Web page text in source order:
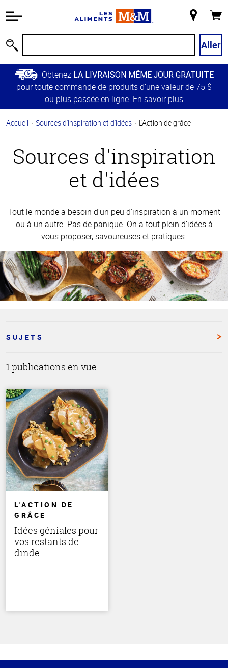
relative à
Passer
contenu
principal
Retour à
principale
magasin
Aller
Obtenez LA LIVRAISON MÊME JOUR GRATUITE
pour toute commande de produits d’une valeur de 75 $
ou plus passée en ligne. En savoir plus
Accueil Sources d'inspiration et d'idées L'Action de grâce
Sources d'inspiration
et d'idées
Tout le monde a besoin d'un peu d'inspiration à un moment
ou à un autre. Pas de panique. On a tout plein d’idées à
vous proposer, savoureuses et pratiques.
SUJETS
1 publications en vue
L'ACTION DE
GRÂCE
Idées géniales pour
vos restants de
dinde
de la